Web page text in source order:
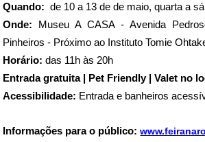
Quando: de 10 a 13 de de maio, quarta a
Onde:
Museu A CASA - Avenida
Pinheiros - Próximo ao Instituto Tomie
Horário: das 11h às 20h
Entrada gratuita |
Pet Friendly | Valet no
Acessibilidade: Entrada e banheiros
Informações para o público: